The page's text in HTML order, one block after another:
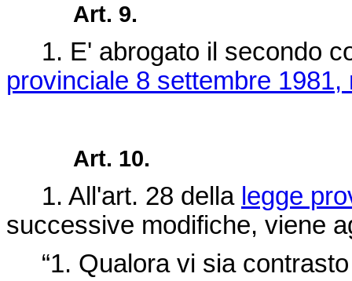
Art. 9.
1. E' abrogato il secondo
provinciale 8 settembre 1981,
Art. 10.
1. All'art. 28 della legge
successive modifiche, viene
“1. Qualora vi sia